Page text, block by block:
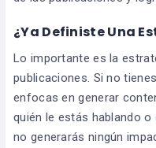
¿Ya Definiste Una
Lo importante es la
publicaciones. Si no
enfocas en generar
quién le estás hablando
no generarás ningún